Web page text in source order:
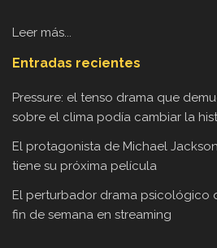
Leer más...
Entradas recientes
Pressure: el tenso drama que
sobre el clima podía cambiar la
El protagonista de Michael
tiene su próxima película
El perturbador drama psicológico
fin de semana en streaming